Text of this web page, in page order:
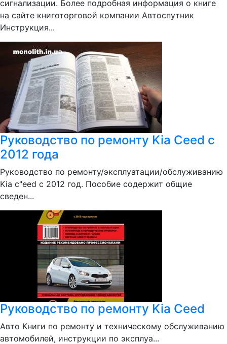
сигнализации. Более подробная информация о книге
на сайте книготорговой компании Автоспутник
Инструкция...
Руководство по ремонту Kia Ceed c
2012 года
Руководство по ремонту/эксплуатации/обслуживанию
Kia c"eed c 2012 год. Пособие содержит общие
сведен...
Руководство по ремонту Kia Ceed
Авто Книги по ремонту и техническому обслуживанию
автомобилей, инструкции по эксплуа...